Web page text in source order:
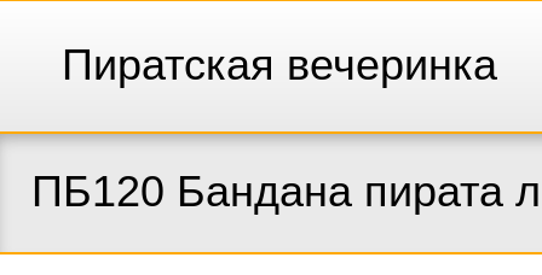
Пиратская вечеринка
ПБ120 Бандана пирата